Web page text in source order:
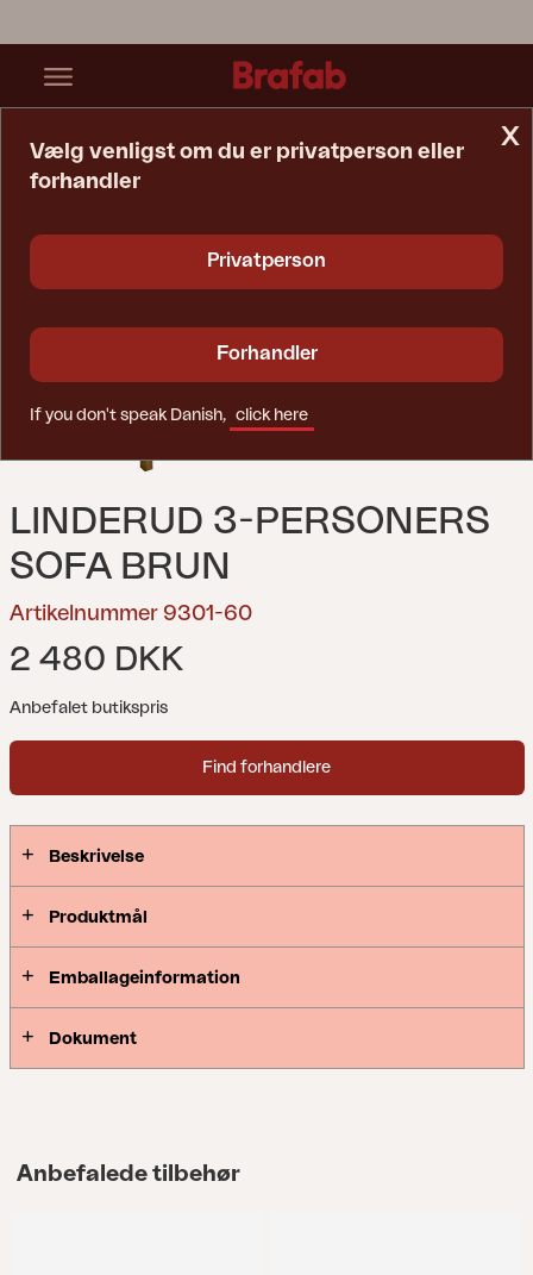
LINDERUD 3-PERSONERS
SOFA BRUN
Artikelnummer 9301-60
2 480 DKK
Anbefalet butikspris
Find forhandlere
Beskrivelse
Produktmål
Emballageinformation
Dokument
Anbefalede tilbehør
x
Vælg venligst om du er privatperson eller
forhandler
Privatperson
Forhandler
If you don't speak Danish, click here